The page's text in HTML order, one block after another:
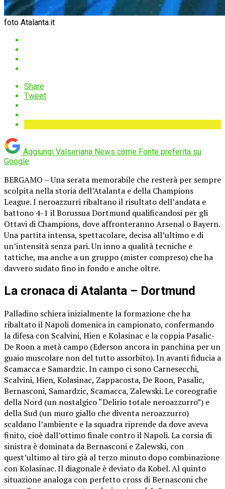
foto Atalanta.it
Share
Tweet
Aggiungi Valseriana News come Fonte preferita su
Google
BERGAMO – Una serata memorabile che resterà per sempre
scolpita nella storia dell’Atalanta e della Champions
League. I neroazzurri ribaltano il risultato dell’andata e
battono 4-1 il Borussua Dortmund qualificandosi per gli
Ottavi di Champions, dove affronteranno Arsenal o Bayern.
Una partita intensa, spettacolare, decisa all’ultimo e di
un’intensità senza pari. Un inno a qualità tecniche e
tattiche, ma anche a un gruppo (mister compreso) che ha
davvero sudato fino in fondo e anche oltre.
La cronaca di Atalanta – Dortmund
Palladino schiera inizialmente la formazione che ha
ribaltato il Napoli domenica in campionato, confermando
la difesa con Scalvini, Hien e Kolasinac e la coppia Pasalic-
De Roon a metà campo (Ederson ancora in panchina per un
guaio muscolare non del tutto assorbito). In avanti fiducia a
Scamacca e Samardzic. In campo ci sono Carnesecchi,
Scalvini, Hien, Kolasinac, Zappacosta, De Roon, Pasalic,
Bernasconi, Samardzic, Scamacca, Zalewski. Le coreografie
della Nord (un nostalgico “Delirio totale neroazzurro”) e
della Sud (un muro giallo che diventa neroazzurro)
scaldano l’ambiente e la squadra riprende da dove aveva
finito, cioè dall’ottimo finale contro il Napoli. La corsia di
sinistra è dominata da Bernasconi e Zalewski, con
quest’ultimo al tiro già al terzo minuto dopo combinazione
con Kolasinac. Il diagonale è deviato da Kobel. Al quinto
situazione analoga con perfetto cross di Bernasconi che